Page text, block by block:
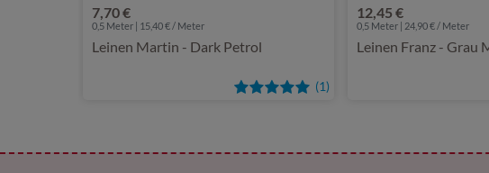
(1)
7,70 €
0,5 Meter | 15,40 € / Meter
Leinen Martin - Dark Petrol
12,45 €
0,5 Meter | 24,90 € / Meter
Leinen Franz - Grau